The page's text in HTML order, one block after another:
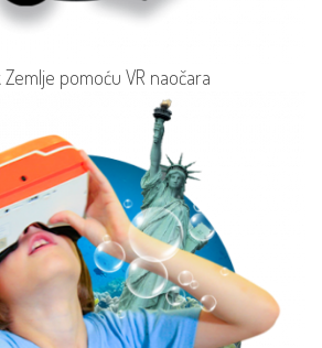
Zemlje pomoću VR naočara